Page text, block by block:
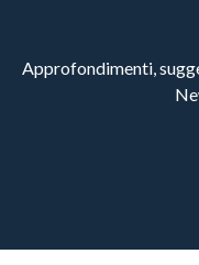
Approfondimenti,